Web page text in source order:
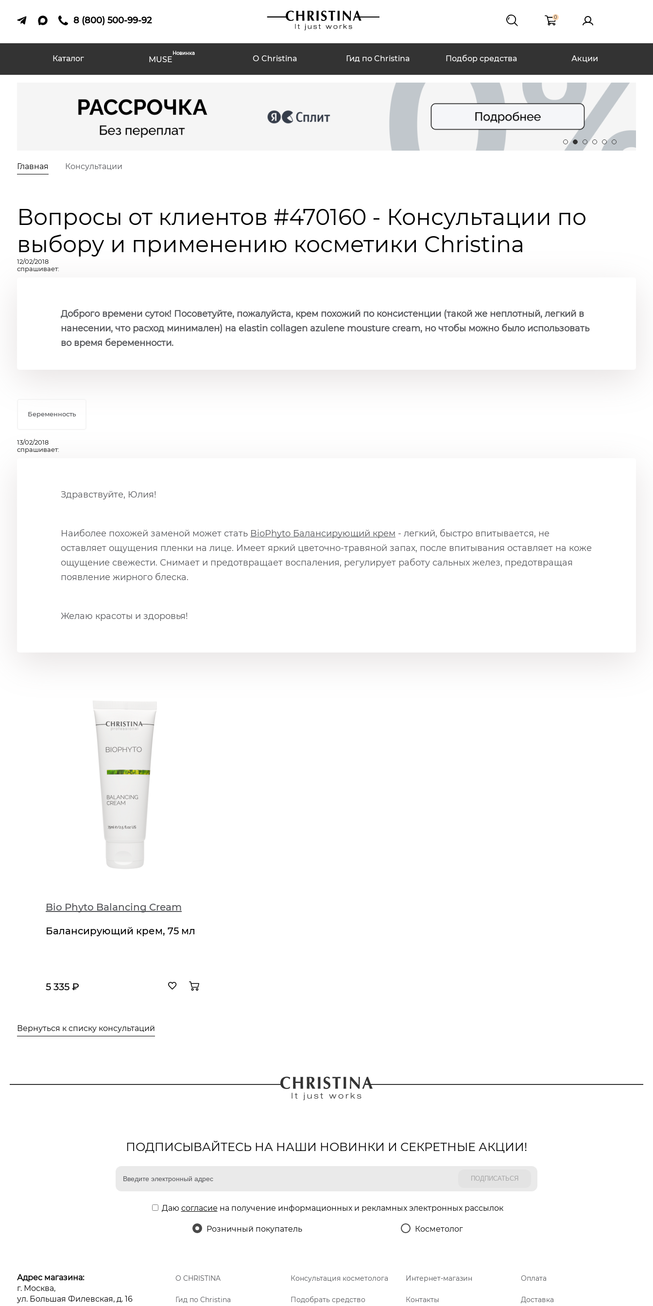
8 (800) 500-99-92 0
Каталог MUSE
Новинка
О Christina Гид по Christina Подбор средства Акции
Главная Консультации
Вопросы от клиентов #470160 - Консультации по
выбору и применению косметики Christina
12/02/2018
спрашивает:
Доброго времени суток! Посоветуйте, пожалуйста, крем похожий по консистенции (такой же неплотный, легкий в
нанесении, что расход минимален) на elastin collagen azulene mousture cream, но чтобы можно было использовать
во время беременности.
Беременность
13/02/2018
спрашивает:
Здравствуйте, Юлия!
Наиболее похожей заменой может стать BioPhyto Балансирующий крем - легкий, быстро впитывается, не
оставляет ощущения пленки на лице. Имеет яркий цветочно-травяной запах, после впитывания оставляет на коже
ощущение свежести. Снимает и предотвращает воспаления, регулирует работу сальных желез, предотвращая
появление жирного блеска.
Желаю красоты и здоровья!
Bio Phyto Balancing Cream
Балансирующий крем, 75 мл
5 335 ₽
Вернуться к списку консультаций
ПОДПИСЫВАЙТЕСЬ НА НАШИ НОВИНКИ И СЕКРЕТНЫЕ АКЦИИ!
Даю согласие на получение информационных и рекламных электронных рассылок
Розничный покупатель Косметолог
Адрес магазина:
г. Москва,
ул. Большая Филевская, д. 16
О CHRISTINA Консультация косметолога Интернет-магазин Оплата
Гид по Christina Подобрать средство Контакты Доставка